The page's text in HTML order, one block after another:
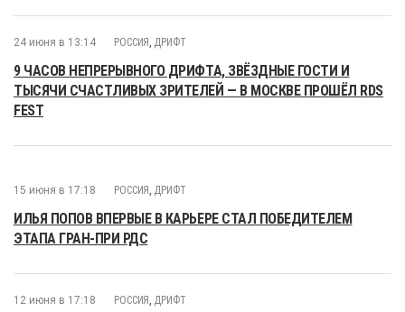
24 июня в 13:14 РОССИЯ , ДРИФТ
9 ЧАСОВ НЕПРЕРЫВНОГО ДРИФТА, ЗВЁЗДНЫЕ ГОСТИ И
ТЫСЯЧИ СЧАСТЛИВЫХ ЗРИТЕЛЕЙ — В МОСКВЕ ПРОШЁЛ RDS
FEST
15 июня в 17:18 РОССИЯ , ДРИФТ
ИЛЬЯ ПОПОВ ВПЕРВЫЕ В КАРЬЕРЕ СТАЛ ПОБЕДИТЕЛЕМ
ЭТАПА ГРАН-ПРИ РДС
12 июня в 17:18 РОССИЯ , ДРИФТ